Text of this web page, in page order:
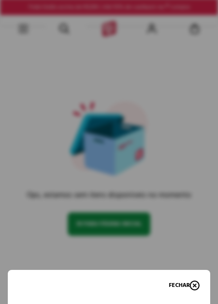
Ops, estamos sem itens disponíveis no momento
IR PARA PÁGINA INICIAL
FECHAR